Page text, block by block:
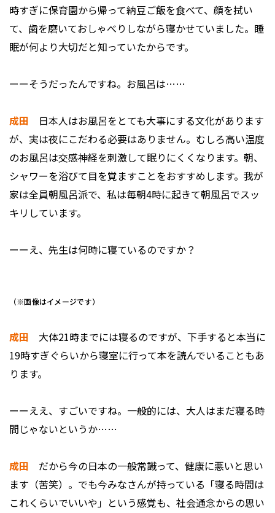
時すぎに保育園から帰って納豆ご飯を食べて、顔を拭い
て、歯を磨いておしゃべりしながら寝かせていました。睡
眠が何より大切だと知っていたからです。
ーーそうだったんですね。お風呂は……
成田 日本人はお風呂をとても大事にする文化があります
が、実は夜にこだわる必要はありません。むしろ高い温度
のお風呂は交感神経を刺激して眠りにくくなります。朝、
シャワーを浴びて目を覚ますことをおすすめします。我が
家は全員朝風呂派で、私は毎朝4時に起きて朝風呂でスッ
キリしています。
ーーえ、先生は何時に寝ているのですか？
（※画像はイメージです）
成田 大体21時までには寝るのですが、下手すると本当に
19時すぎぐらいから寝室に行って本を読んでいることもあ
ります。
ーーええ、すごいですね。一般的には、大人はまだ寝る時
間じゃないというか……
成田 だから今の日本の一般常識って、健康に悪いと思い
ます（苦笑）。でも今みなさんが持っている「寝る時間は
これくらいでいいや」という感覚も、社会通念からの思い